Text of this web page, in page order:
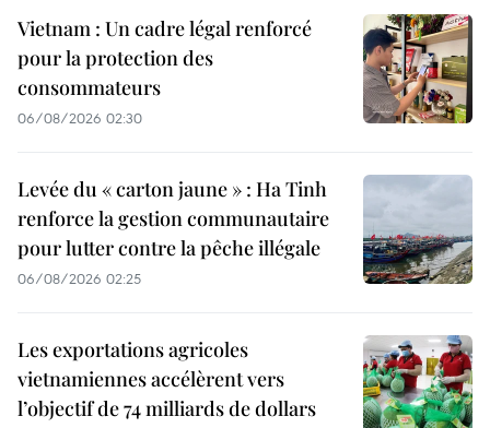
Vietnam : Un cadre légal renforcé
pour la protection des
consommateurs
06/08/2026 02:30
Levée du « carton jaune » : Ha Tinh
renforce la gestion communautaire
pour lutter contre la pêche illégale
06/08/2026 02:25
Les exportations agricoles
vietnamiennes accélèrent vers
l’objectif de 74 milliards de dollars